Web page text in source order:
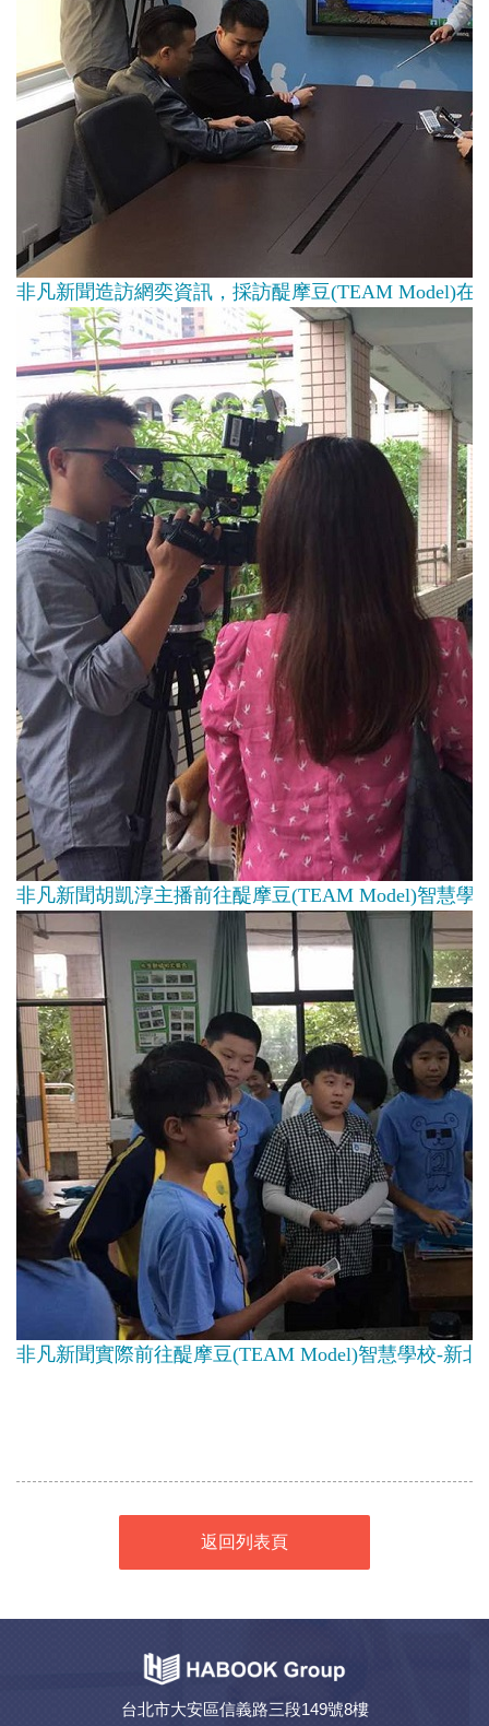
非凡新聞造訪網奕資訊，採訪醍摩豆(TEAM Model)在
非凡新聞胡凱淳主播前往醍摩豆(TEAM Model)智慧學
非凡新聞實際前往醍摩豆(TEAM Model)智慧學校-新
返回列表頁
台北市大安區信義路三段149號8樓